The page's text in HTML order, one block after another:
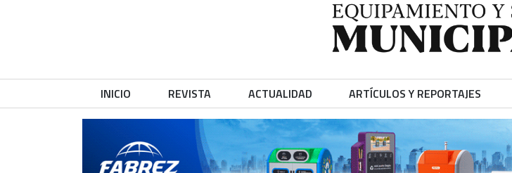
INICIO REVISTA ACTUALIDAD ARTÍCULOS Y REPORTAJES